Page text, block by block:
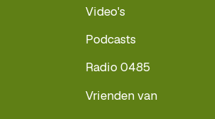
Video's
Podcasts
Radio 0485
Vrienden van